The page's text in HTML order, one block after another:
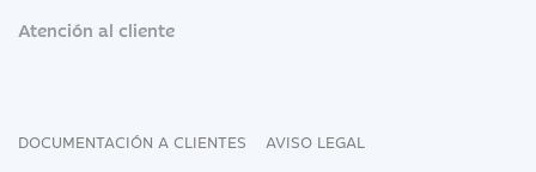
Atención al cliente
DOCUMENTACIÓN A CLIENTES
AVISO LEGAL